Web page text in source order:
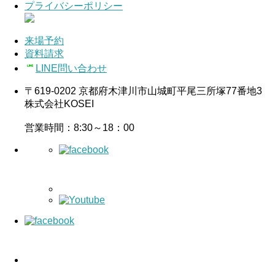
プライバシーポリシー
来場予約
資料請求
LINE問い合わせ
〒619-0202 京都府木津川市山城町平尾三所塚77番地3
株式会社KOSEI
営業時間：8:30～18：00